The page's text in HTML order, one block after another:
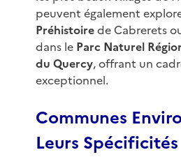
peuvent également
Préhistoirede Cabrerets
dans le Parc Naturel
du Quercy, offrant un
exceptionnel.
Communes
Leurs Spécificités